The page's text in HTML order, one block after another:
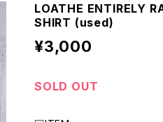
LOATHE ENTIRELY
SHIRT (used)
¥3,000
SOLD OUT